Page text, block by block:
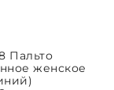
Пальто
женское